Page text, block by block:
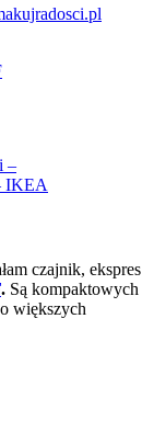
–
IKEA
czajnik, ekspres
. Są kompaktowych
większych